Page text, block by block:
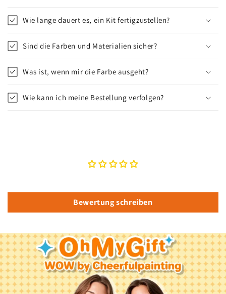
Wie lange dauert es, ein Kit fertigzustellen?
Sind die Farben und Materialien sicher?
Was ist, wenn mir die Farbe ausgeht?
Wie kann ich meine Bestellung verfolgen?
Bewertung schreiben